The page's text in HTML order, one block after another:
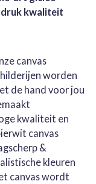
kwaliteit
canvas
worden
de hand voor jou
kwaliteit en
canvas
&
kleuren
canvas wordt